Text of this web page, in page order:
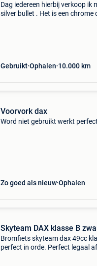
Dag iedereen hierbij verkoop ik
silver bullet . Het is een chrome
Gebruikt Ophalen 10.000 km
Voorvork dax
Word niet gebruikt werkt perfect
Zo goed als nieuw Ophalen
Skyteam DAX klasse B
Bromfiets skyteam dax 49cc
perfect in orde. Perfect legaal